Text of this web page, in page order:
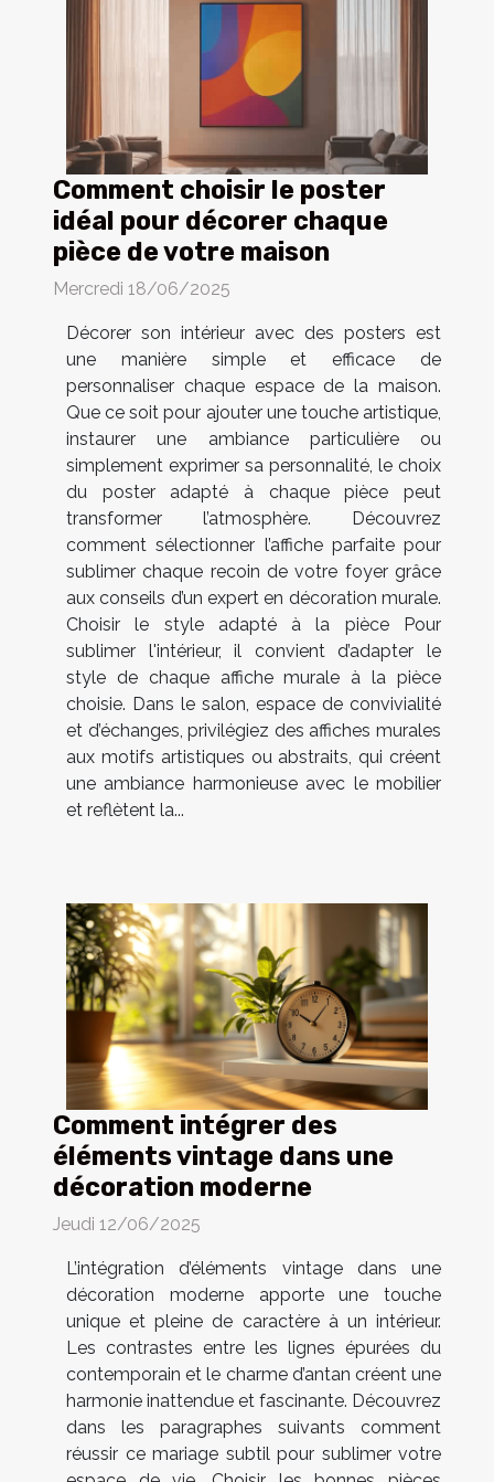
Comment choisir le poster
idéal pour décorer chaque
pièce de votre maison
Mercredi 18/06/2025
Décorer son intérieur avec des posters est
une manière simple et efficace de
personnaliser chaque espace de la maison.
Que ce soit pour ajouter une touche artistique,
instaurer une ambiance particulière ou
simplement exprimer sa personnalité, le choix
du poster adapté à chaque pièce peut
transformer l’atmosphère. Découvrez
comment sélectionner l’affiche parfaite pour
sublimer chaque recoin de votre foyer grâce
aux conseils d’un expert en décoration murale.
Choisir le style adapté à la pièce Pour
sublimer l'intérieur, il convient d’adapter le
style de chaque affiche murale à la pièce
choisie. Dans le salon, espace de convivialité
et d’échanges, privilégiez des affiches murales
aux motifs artistiques ou abstraits, qui créent
une ambiance harmonieuse avec le mobilier
et reflètent la...
Comment intégrer des
éléments vintage dans une
décoration moderne
Jeudi 12/06/2025
L’intégration d’éléments vintage dans une
décoration moderne apporte une touche
unique et pleine de caractère à un intérieur.
Les contrastes entre les lignes épurées du
contemporain et le charme d’antan créent une
harmonie inattendue et fascinante. Découvrez
dans les paragraphes suivants comment
réussir ce mariage subtil pour sublimer votre